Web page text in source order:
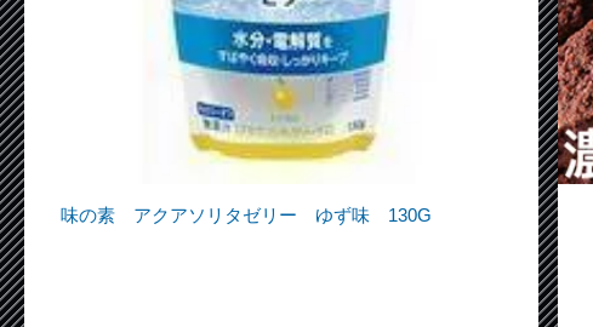
味の素 アクアソリタゼリー ゆず味 130G